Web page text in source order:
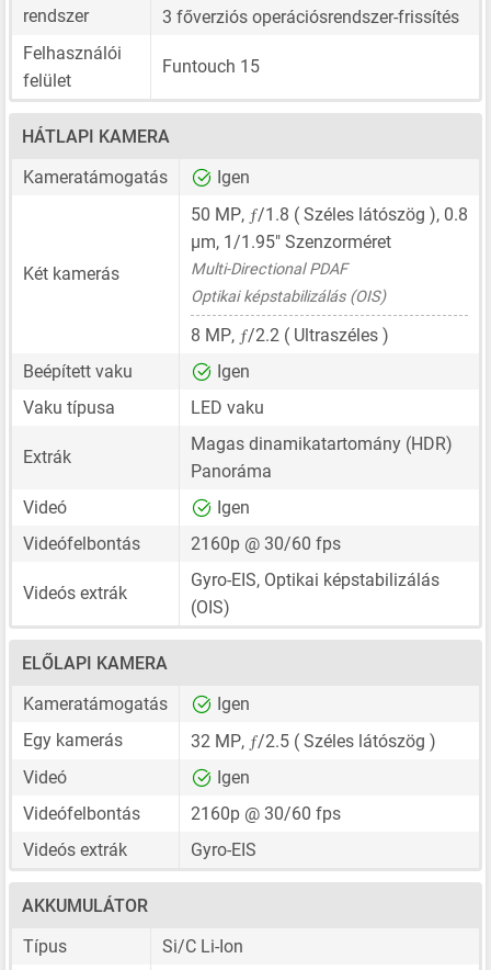
rendszer
3 főverziós operációsrendszer-frissítés
Felhasználói
felület
Funtouch 15
HÁTLAPI KAMERA
Kameratámogatás
Igen
Két kamerás
50 MP, ƒ/1.8 ( Széles látószög ), 0.8
μm, 1/1.95" Szenzorméret
Multi-Directional PDAF
Optikai képstabilizálás (OIS)
8 MP, ƒ/2.2 ( Ultraszéles )
Beépített vaku
Igen
Vaku típusa
LED vaku
Extrák
Magas dinamikatartomány (HDR)
Panoráma
Videó
Igen
Videófelbontás
2160p @ 30/60 fps
Videós extrák
Gyro-EIS, Optikai képstabilizálás
(OIS)
ELŐLAPI KAMERA
Kameratámogatás
Igen
Egy kamerás
32 MP, ƒ/2.5 ( Széles látószög )
Videó
Igen
Videófelbontás
2160p @ 30/60 fps
Videós extrák
Gyro-EIS
AKKUMULÁTOR
Típus
Si/C Li-Ion